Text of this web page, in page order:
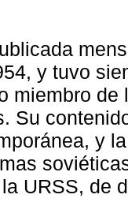
y tuvo
miembro
Su
y
URSS, de